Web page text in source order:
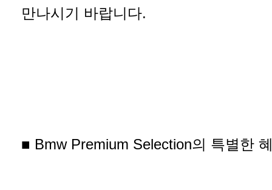
만나시기 바랍니다.
■ Bmw Premium Selection의 특별한